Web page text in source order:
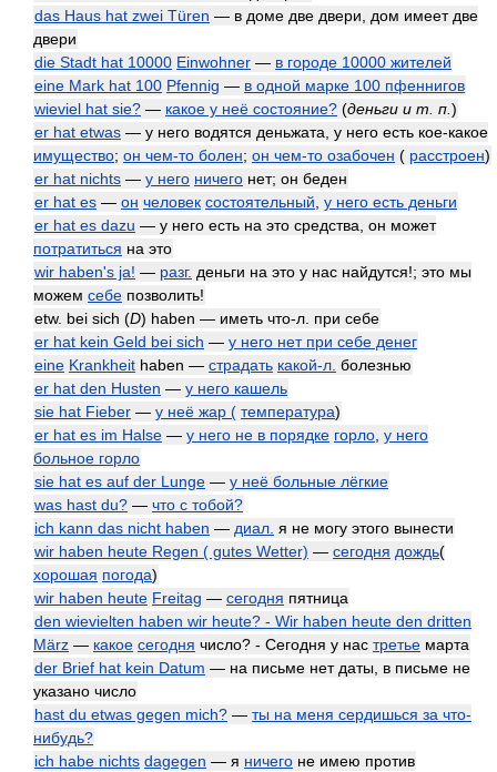
das Haus hat zwei Türen — в доме две двери, дом имеет две
двери
die Stadt hat 10000 Einwohner — в городе 10000 жителей
eine Mark hat 100 Pfennig — в одной марке 100 пфеннигов
wieviel hat sie? — какое у неё состояние? (деньги и т. п. )
er hat etwas — у него водятся деньжата, у него есть кое-какое
имущество; он чем-то болен; он чем-то озабочен ( расстроен)
er hat nichts — у него ничего нет; он беден
er hat es — он человек состоятельный у него есть деньги
er hat es dazu — у него есть на это средства, он может
потратиться на это
wir haben's ja! — разг. деньги на это у нас найдутся!; это мы
можем себе позволить!
etw. bei sich (D) haben — иметь что-л. при себе
er hat kein Geld bei sich — у него нет при себе денег
eine Krankheit haben — страдать какой-л. болезнью
er hat den Husten — у него кашель
sie hat Fieber — у неё жар ( температура)
er hat es im Halse — у него не в порядке горло у него
больное горло
sie hat es auf der Lunge — у неё больные лёгкие
was hast du? — что с тобой?
ich kann das nicht haben — диал. я не могу этого вынести
wir haben heute Regen ( gutes Wetter) — сегодня дождь(
хорошая погода)
wir haben heute Freitag — сегодня пятница
den wievielten haben wir heute? - Wir haben heute den dritten
März — какое сегодня число? - Сегодня у нас третье марта
der Brief hat kein Datum — на письме нет даты, в письме не
указано число
hast du etwas gegen mich? — ты на меня сердишься за что-
нибудь?
ich habe nichts dagegen — я ничего не имею против